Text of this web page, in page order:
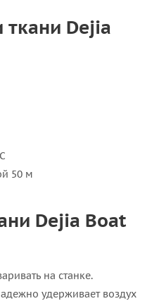
ткани Dejia
50 м
Dejia Boat
на станке.
удерживает воздух